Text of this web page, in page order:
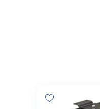
Add wishlist